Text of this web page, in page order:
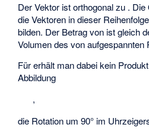
Der Vektor ist orthogonal zu . Die
die Vektoren in dieser
bilden. Der Betrag von ist gleich
Volumen des vonaufgespannten
Fürerhält man dabei kein
Abbildung
,
die Rotation um 90° im